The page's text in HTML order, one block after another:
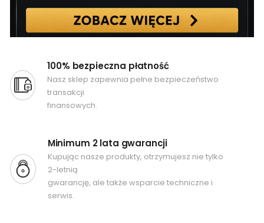
100% bezpieczna płatność
Nasz sklep zapewnia pełne bezpieczeństwo
transakcji
finansowych.
Minimum 2 lata gwarancji
Kupując nasze produkty, otrzymujesz nie tylko
2-letnią
gwarancję, ale także wsparcie techniczne i
serwis.